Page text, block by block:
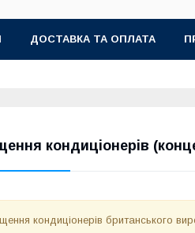
ДОСТАВКА ТА ОПЛАТА
кондиціонерів
кондиціонерів британського